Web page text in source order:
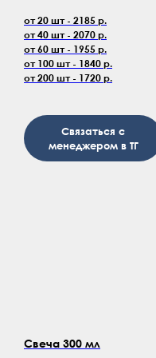
от 20 шт - 2185 р.
от 40 шт - 2070 р.
от 60 шт - 1955 р.
от 100 шт - 1840 р.
от 200 шт - 1720 р.
Связаться с
менеджером в ТГ
Свеча 300 мл